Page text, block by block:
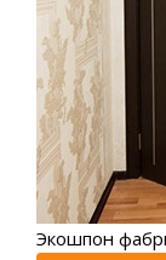
Экошпон